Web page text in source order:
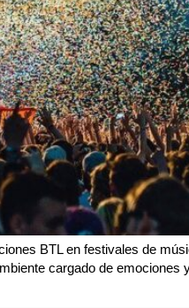
BTL en festivales de
cargado de